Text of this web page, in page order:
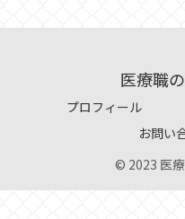
医療職
プロフィール
お問い
© 2023 医